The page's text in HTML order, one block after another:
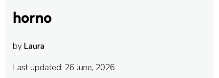
horno
by Laura
Last updated: 26 June, 2026